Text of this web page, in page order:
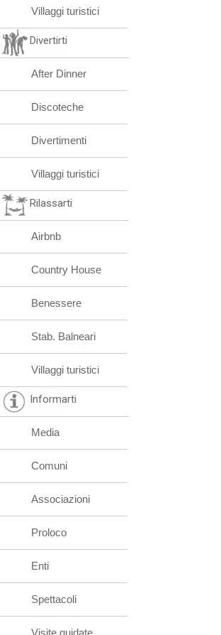
Villaggi turistici
Divertirti
After Dinner
Discoteche
Divertimenti
Villaggi turistici
Rilassarti
Airbnb
Country House
Benessere
Stab. Balneari
Villaggi turistici
Informarti
Media
Comuni
Associazioni
Proloco
Enti
Spettacoli
Visite guidate